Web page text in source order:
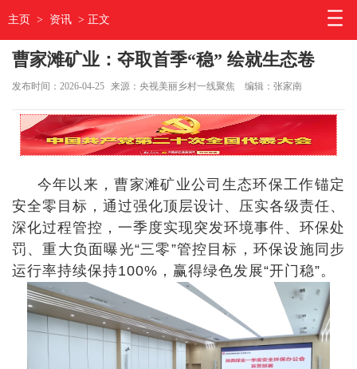
主页 > 资讯 > 正文
曹家滩矿业：夺取首季“稳” 绘就生态卷
发布时间：2026-04-25 来源：央视美丽乡村一线聚焦 编辑：张家南
今年以来，曹家滩矿业公司生态环保工作锚定
安全零目标，通过强化顶层设计、压实各级责任、
深化过程管控，一季度实现突发环境事件、环保处
罚、重大负面曝光“三零”管控目标，环保设施同步
运行率持续保持100%，赢得绿色发展“开门稳”。